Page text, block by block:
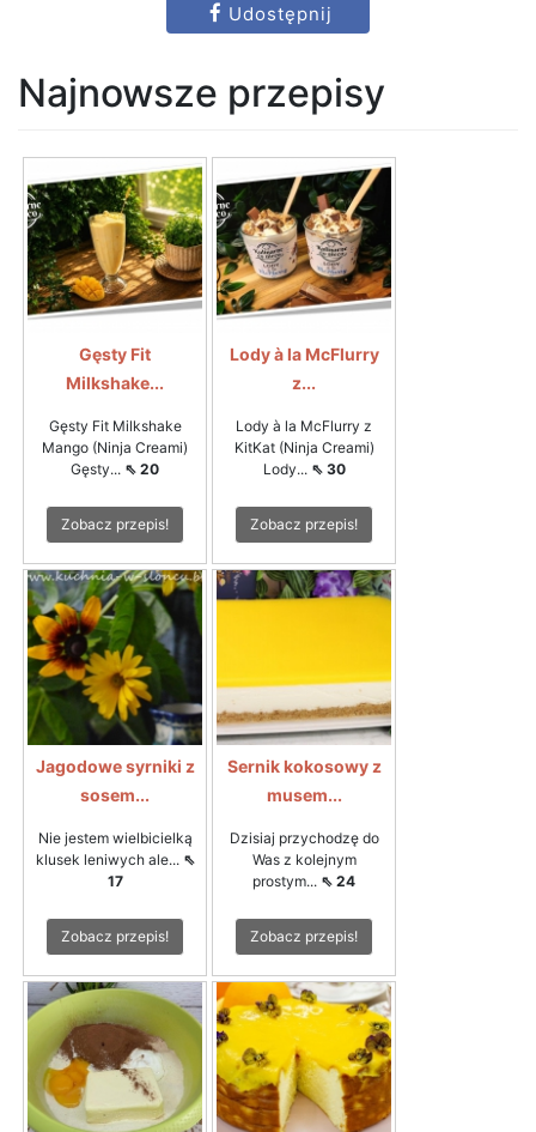
Udostępnij
Najnowsze przepisy
Gęsty Fit
Milkshake...
Gęsty Fit Milkshake
Mango (Ninja Creami)
Gęsty... ⇖ 20
Zobacz przepis!
Lody à la McFlurry
z...
Lody à la McFlurry z
KitKat (Ninja Creami)
Lody... ⇖ 30
Zobacz przepis!
Jagodowe syrniki z
sosem...
Nie jestem wielbicielką
klusek leniwych ale... ⇖
17
Zobacz przepis!
Sernik kokosowy z
musem...
Dzisiaj przychodzę do
Was z kolejnym
prostym... ⇖ 24
Zobacz przepis!